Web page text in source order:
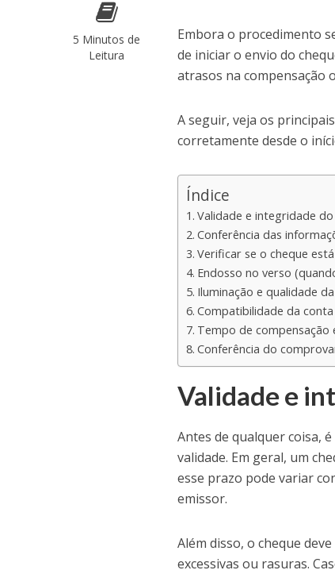
5 Minutos de
Leitura
Embora o procedimento
de iniciar o envio do
atrasos na compensação
A seguir, veja os
corretamente desde o
Índice
Validade e integridade do
Conferência das
Verificar se o cheque
Endosso no verso
Iluminação e qualidade
Compatibilidade da
Tempo de compensação
Conferência do
Validade e
Antes de qualquer coisa,
validade. Em geral, um
esse prazo pode variar
emissor.
Além disso, o cheque
excessivas ou rasuras.